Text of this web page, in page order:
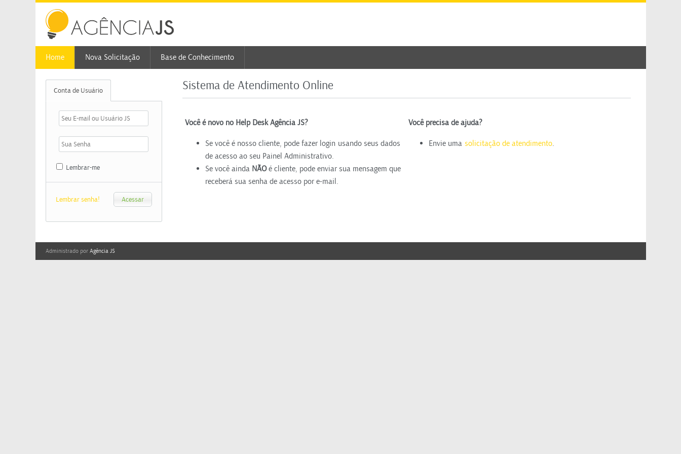
Home Nova Solicitação Base de Conhecimento
Conta de Usuário
Lembrar-me
Lembrar senha!
Sistema de Atendimento Online
Você é novo no Help Desk Agência JS?
Se você é nosso cliente, pode fazer login usando seus dados
de acesso ao seu Painel Administrativo.
Se você ainda NÃOé cliente, pode enviar sua mensagem que
receberá sua senha de acesso por e-mail.
Você precisa de ajuda?
Envie uma solicitação de atendimento.
Administrado por Agência JS